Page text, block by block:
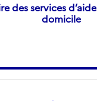
des services
domicile